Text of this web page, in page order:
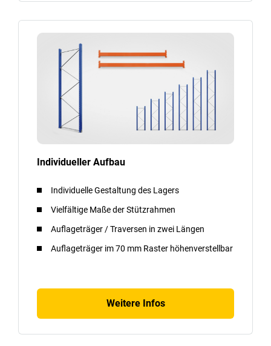
Individueller Aufbau
Individuelle Gestaltung des Lagers
Vielfältige Maße der Stützrahmen
Auflageträger / Traversen in zwei Längen
Auflageträger im 70 mm Raster höhenverstellbar
Weitere Infos